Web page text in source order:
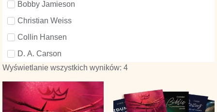
Bobby Jamieson
Christian Weiss
Collin Hansen
D. A. Carson
Dane Ortlund
David Helm
David Mathis
Wyświetlanie wszystkich wyników: 4